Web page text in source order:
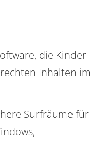
die Kinder
Inhalten im
Surfräume für